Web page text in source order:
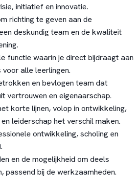
initiatief en innovatie.
richting te geven aan de
deskundig team en de kwaliteit
functie waarin je direct bijdraagt aan
alle leerlingen.
en bevlogen team dat
vertrouwen en eigenaarschap.
korte lijnen, volop in ontwikkeling,
leiderschap het verschil maken.
ontwikkeling, scholing en
en de mogelijkheid om deels
passend bij de werkzaamheden.